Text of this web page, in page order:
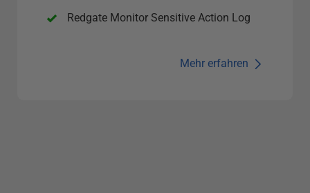
Redgate Monitor Sensitive Action Log
Mehr erfahren